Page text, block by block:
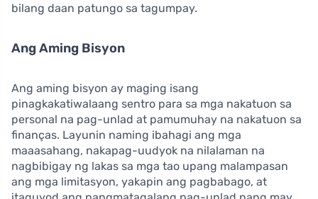
bilang daan patungo sa tagumpay.
Ang Aming Bisyon
Ang aming bisyon ay maging isang
pinagkakatiwalaang sentro para sa mga nakatuon sa
personal na pag-unlad at pamumuhay na nakatuon sa
finanças. Layunin naming ibahagi ang mga
maaasahang, nakapag-uudyok na nilalaman na
nagbibigay ng lakas sa mga tao upang malampasan
ang mga limitasyon, yakapin ang pagbabago, at